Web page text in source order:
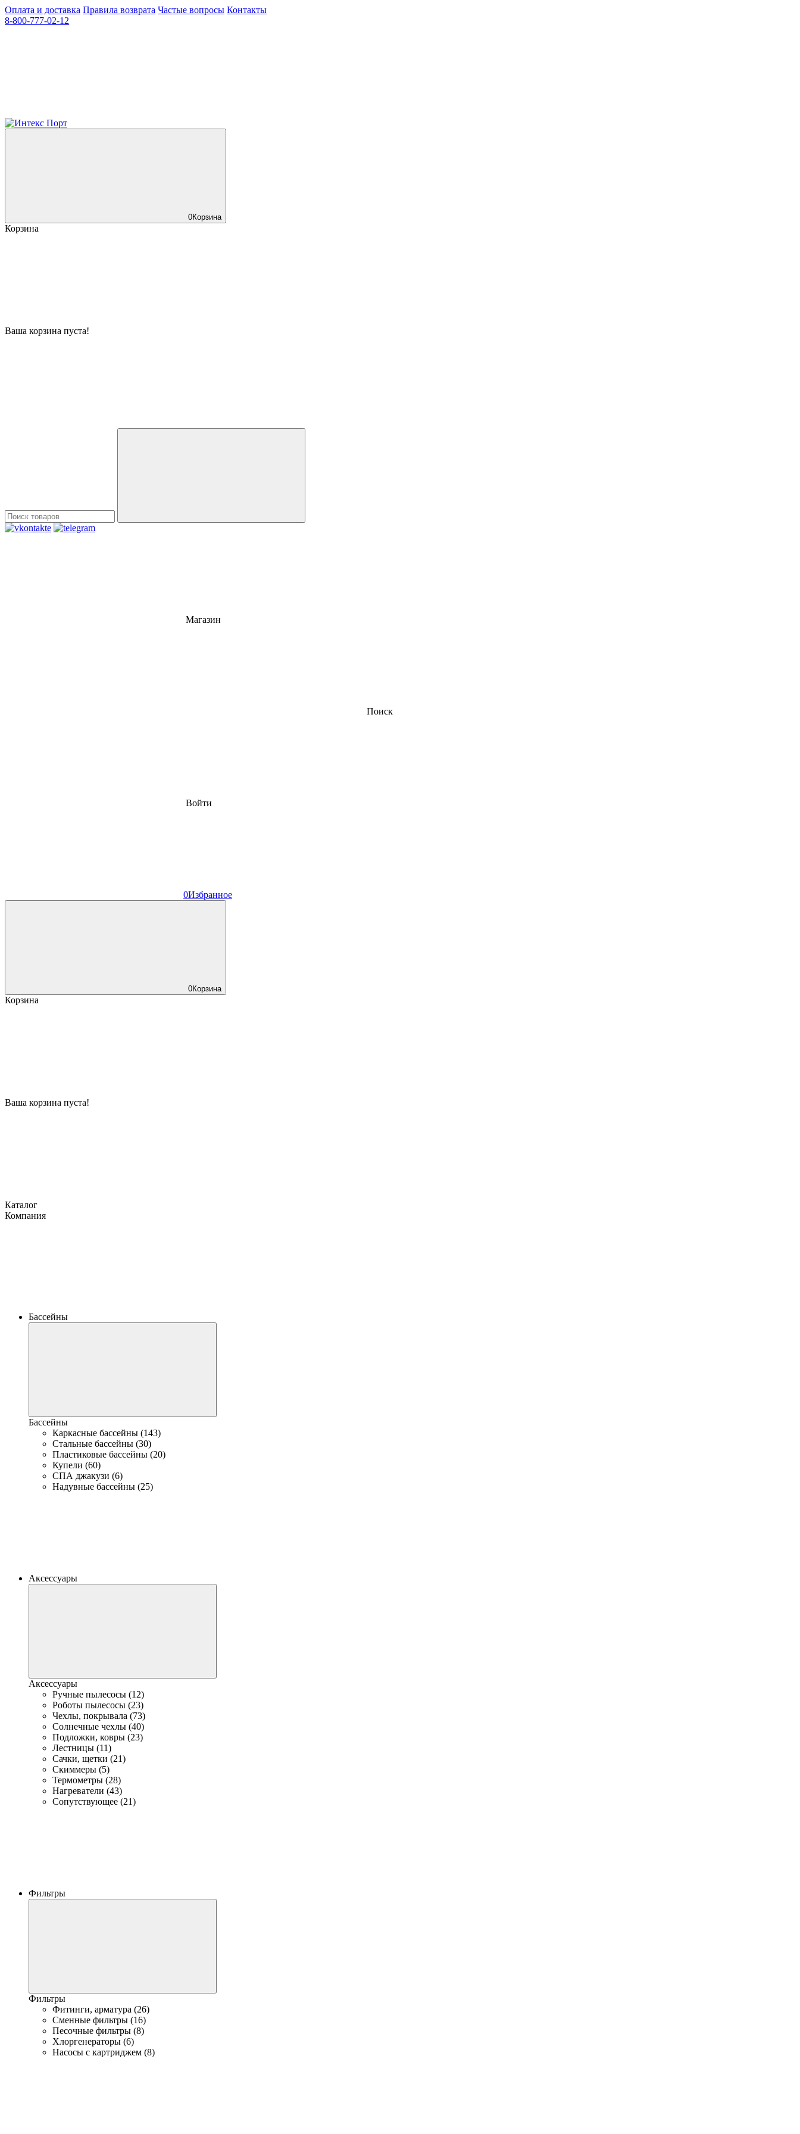
Оплата и доставка Правила возврата Частые вопросы Контакты
8-800-777-02-12
0Корзина
Корзина
Ваша корзина пуста!
Магазин
Поиск
Войти
0Избранное
0Корзина
Корзина
Ваша корзина пуста!
Каталог
Компания
Бассейны
Бассейны
Каркасные бассейны (143)
Стальные бассейны (30)
Пластиковые бассейны (20)
Купели (60)
СПА джакузи (6)
Надувные бассейны (25)
Аксессуары
Аксессуары
Ручные пылесосы (12)
Роботы пылесосы (23)
Чехлы, покрывала (73)
Солнечные чехлы (40)
Подложки, ковры (23)
Лестницы (11)
Сачки, щетки (21)
Скиммеры (5)
Термометры (28)
Нагреватели (43)
Сопутствующее (21)
Фильтры
Фильтры
Фитинги, арматура (26)
Сменные фильтры (16)
Песочные фильтры (8)
Хлоргенераторы (6)
Насосы с картриджем (8)